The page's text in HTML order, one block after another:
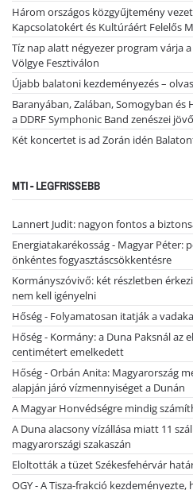
Három országos közgyűjtemény
Kapcsolatokért és Kultúráért Felelős
Tíz nap alatt négyezer program várja
Völgye Fesztiválon
Újabb balatoni kezdeményezés –
Baranyában, Zalában, Somogyban
a DDRF Symphonic Band zenészei
Két koncertet is ad Zorán idén
MTI - LEGFRISSEBB
Lannert Judit: nagyon fontos a
Energiatakarékosság - Magyar Péter:
önkéntes fogyasztáscsökkentésre
Kormányszóvivő: két részletben
nem kell igényelni
Hőség - Folyamatosan itatják a
Hőség - Kormány: a Duna Paksnál az
centimétert emelkedett
Hőség - Orbán Anita: Magyarország
alapján járó vízmennyiséget a Dunán
A Magyar Honvédségre mindig
A Duna alacsony vízállása miatt 11
magyarországi szakaszán
Eloltották a tüzet Székesfehérvár
OGY - A Tisza-frakció